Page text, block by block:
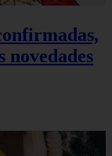
novedades